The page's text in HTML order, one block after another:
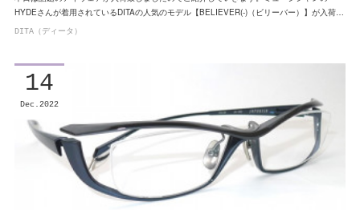
HYDEさんが着用されているDITAの人気のモデル【BELIEVER(-)（ビリーバー）】が入荷…
DITA（ディータ）
14
Dec 2022